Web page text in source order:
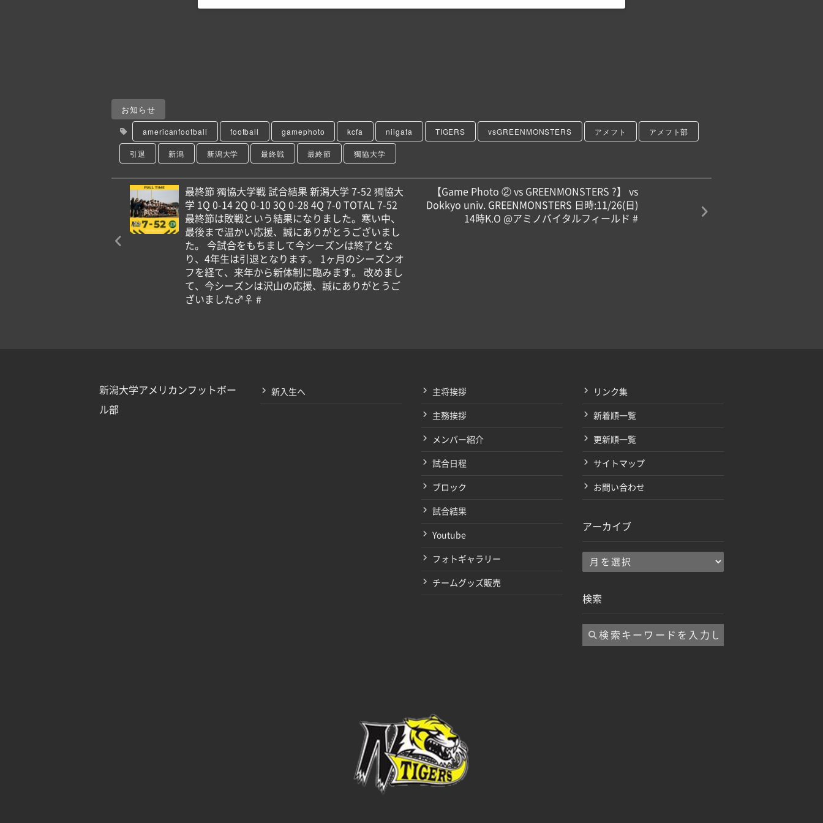
お知らせ
americanfootball football gamephoto kcfa niigata TIGERS vsGREENMONSTERS アメフト アメフト部
引退 新潟 新潟大学 最終戦 最終節 獨協大学
最終節 獨協大学戦 試合結果 新潟大学 7-52 獨協大
学 1Q 0-14 2Q 0-10 3Q 0-28 4Q 7-0 TOTAL 7-52
最終節は敗戦という結果になりました。寒い中、
最後まで温かい応援、誠にありがとうございまし
た。 今試合をもちまして今シーズンは終了とな
り、4年生は引退となります。 1ヶ月のシーズンオ
フを経て、来年から新体制に臨みます。 改めまし
て、今シーズンは沢山の応援、誠にありがとうご
ざいました‍♂️‍♀️ #
【Game Photo ② vs GREENMONSTERS ?】 vs
Dokkyo univ. GREENMONSTERS 日時:11/26(日)
14時K.O @アミノバイタルフィールド #
新潟大学アメリカンフットボー
ル部
新入生へ 主将挨拶
主務挨拶
メンバー紹介
試合日程
ブロック
試合結果
Youtube
フォトギャラリー
チームグッズ販売
リンク集
新着順一覧
更新順一覧
サイトマップ
お問い合わせ
アーカイブ
ア
カ
検索